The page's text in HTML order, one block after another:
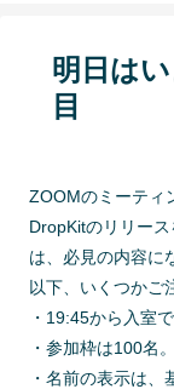
明日は
目
ZOOMのミーティ
DropKitのリリー
は、必見の内容に
以下、いくつかご
・19:45から入室で
・参加枠は100名
・名前の表示は